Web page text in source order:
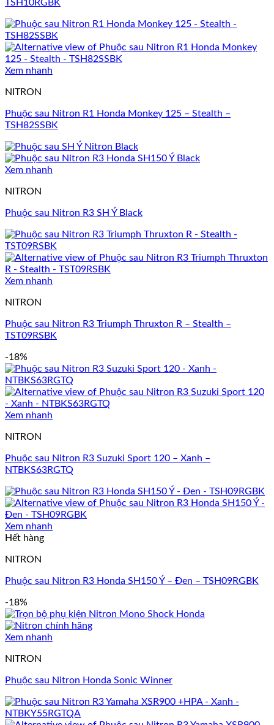
TSH10RGBK
Xem nhanh
NITRON
Phuộc sau Nitron R1 Honda Monkey 125 – Stealth –
TSH82SSBK
Xem nhanh
NITRON
Phuộc sau Nitron R3 SH Ý Black
Xem nhanh
NITRON
Phuộc sau Nitron R3 Triumph Thruxton R – Stealth –
TST09RSBK
-18%
Xem nhanh
NITRON
Phuộc sau Nitron R3 Suzuki Sport 120 – Xanh –
NTBKS63RGTQ
Xem nhanh
Hết hàng
NITRON
Phuộc sau Nitron R3 Honda SH150 Ý – Đen – TSH09RGBK
-18%
Xem nhanh
NITRON
Phuộc sau Nitron Honda Sonic Winner